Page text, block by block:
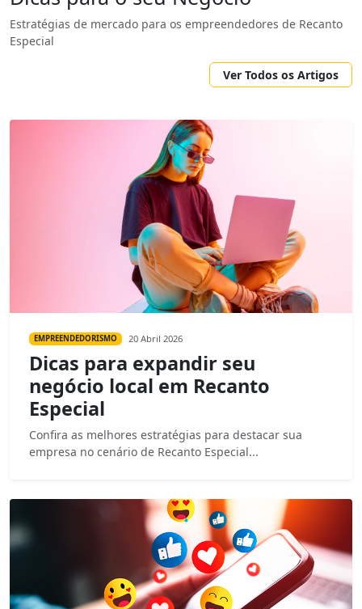
Estratégias de mercado para os empreendedores de Recanto
Especial
Ver Todos os Artigos
EMPREENDEDORISMO 20 Abril 2026
Dicas para expandir seu
negócio local em Recanto
Especial
Confira as melhores estratégias para destacar sua
empresa no cenário de Recanto Especial...